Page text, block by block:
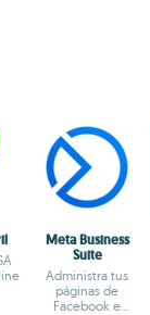
Meta Business
Suite
Administra tus
páginas de
Facebook e